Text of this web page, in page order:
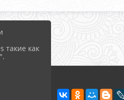
такие как